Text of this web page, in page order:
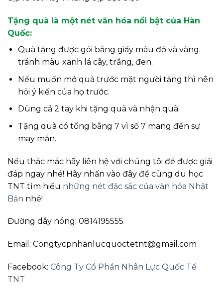
Tặng quà là một nét văn hóa nổi bật của Hàn
Quốc:
Quà tặng được gói bằng giấy màu đỏ và vàng.
tránh màu xanh lá cây, trắng, đen.
Nếu muốn mở quà trước mặt người tặng thì nên
hỏi ý kiến của họ trước.
Dùng cả 2 tay khi tặng quà và nhận quà.
Tặng quà có tổng bằng 7 vì số 7 mang đến sự
may mắn.
Nếu thắc mắc hãy liên hệ với chúng tôi để được giải
đáp ngay nhé! Hãy nhấn vào đây để cùng du học
TNT tìm hiểu những nét đặc sắc của văn hóa Nhật
Bản nhé!
Đường dây nóng: 0814195555
Email: Congtycpnhanlucquoctetnt@gmail.com
Facebook: Công Ty Cổ Phần Nhân Lực Quốc Tế
TNT